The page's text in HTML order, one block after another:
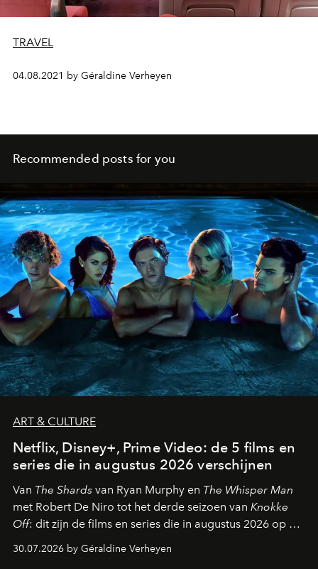
TRAVEL
04.08.2021 by Géraldine Verheyen
Recommended posts for you
ART & CULTURE
Netflix, Disney+, Prime Video: de 5 films en
series die in augustus 2026 verschijnen
Van The Shards van Ryan Murphy en The Whisper Man
met Robert De Niro tot het derde seizoen van Knokke
Off: dit zijn de films en series die in augustus 2026 op de
streamingplatformen verschijnen.
30.07.2026 by Géraldine Verheyen